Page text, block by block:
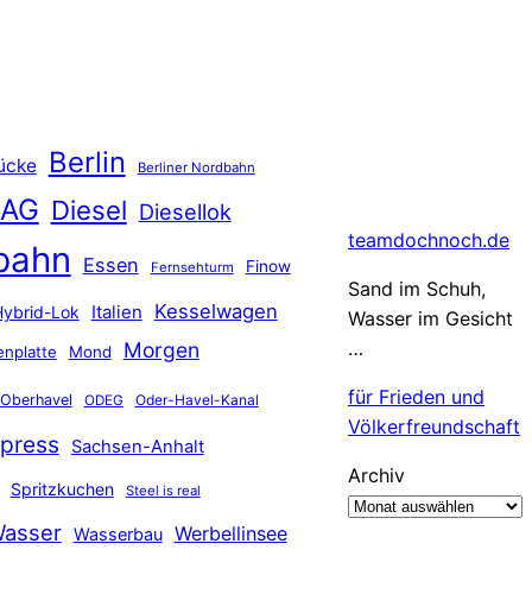
Berlin Berliner Nordbahn
Diesel Diesellok
Essen Fernsehturm Finow
Lok Italien Kesselwagen
Mond Morgen
Oberhavel ODEG Oder-Havel-Kanal
Sachsen-Anhalt
Spritzkuchen Steel is real
Wasserbau Werbellinsee
teamdochnoch.de
Sand im Schuh,
Wasser im Gesicht
…
für Frieden und
Völkerfreundschaft
Archiv